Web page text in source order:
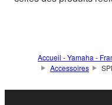
Accueil - Yamaha -
Accessoires